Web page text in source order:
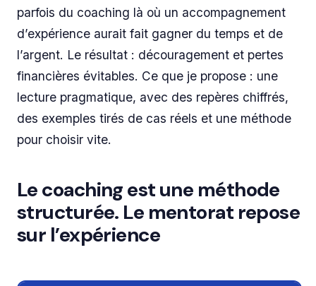
parfois du coaching là où un accompagnement
d’expérience aurait fait gagner du temps et de
l’argent. Le résultat : découragement et pertes
financières évitables. Ce que je propose : une
lecture pragmatique, avec des repères chiffrés,
des exemples tirés de cas réels et une méthode
pour choisir vite.
Le coaching est une méthode
structurée. Le mentorat repose
sur l’expérience